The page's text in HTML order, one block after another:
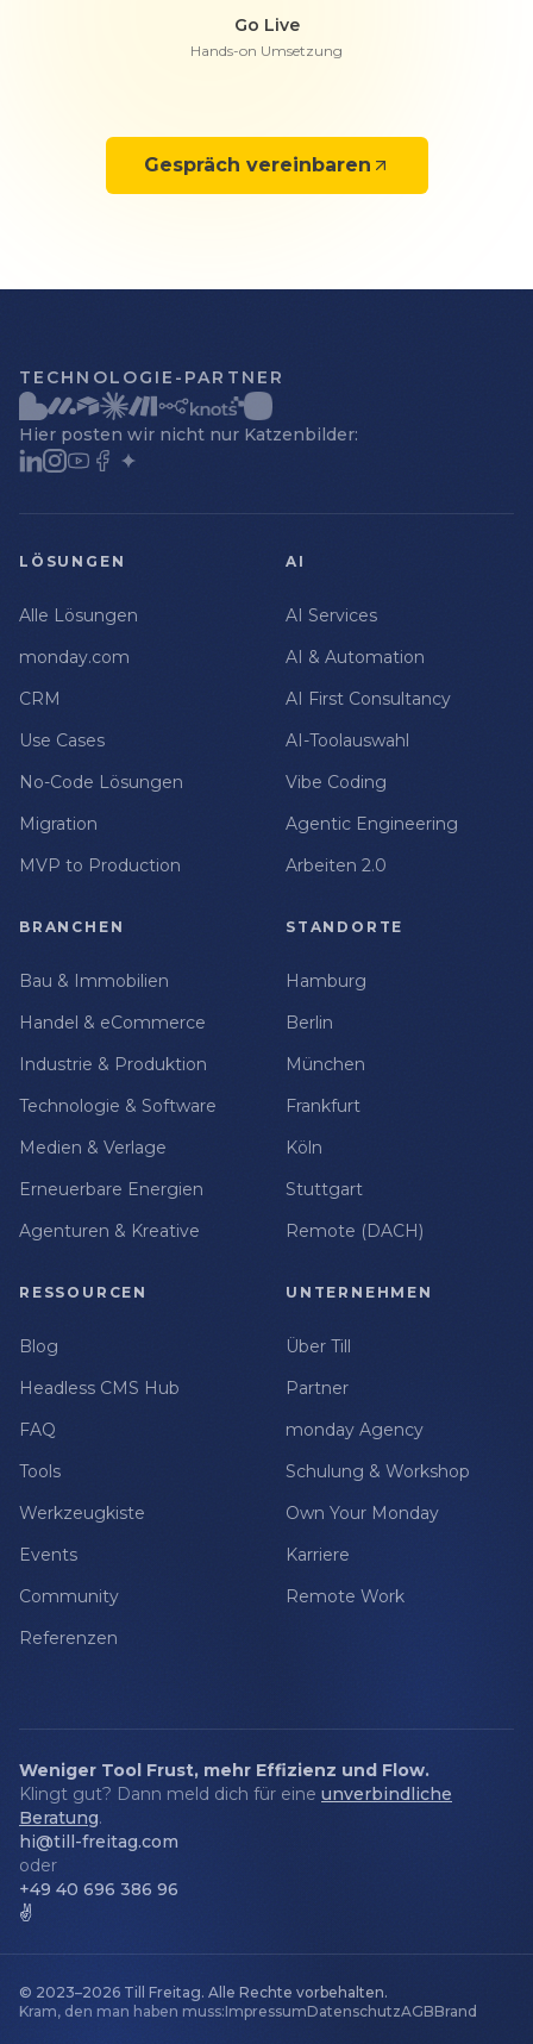
Go Live
Hands-on Umsetzung
Gespräch vereinbaren
TECHNOLOGIE-PARTNER
Hier posten wir nicht nur Katzenbilder:
LÖSUNGEN
Alle Lösungen
monday.com
CRM
Use Cases
No-Code Lösungen
Migration
MVP to Production
AI
AI Services
AI & Automation
AI First Consultancy
AI-Toolauswahl
Vibe Coding
Agentic Engineering
Arbeiten 2.0
BRANCHEN
Bau & Immobilien
Handel & eCommerce
Industrie & Produktion
Technologie & Software
Medien & Verlage
Erneuerbare Energien
Agenturen & Kreative
STANDORTE
Hamburg
Berlin
München
Frankfurt
Köln
Stuttgart
Remote (DACH)
RESSOURCEN
Blog
Headless CMS Hub
FAQ
Tools
Werkzeugkiste
Events
Community
Referenzen
UNTERNEHMEN
Über Till
Partner
monday Agency
Schulung & Workshop
Own Your Monday
Karriere
Remote Work
Weniger Tool Frust, mehr Effizienz und Flow.
Klingt gut? Dann meld dich für eine unverbindliche
Beratung.
hi@till-freitag.com
oder
+49 40 696 386 96
✌️
© 2023–2026 Till Freitag. Alle Rechte vorbehalten.
Kram, den man haben muss:ImpressumDatenschutzAGBBrand